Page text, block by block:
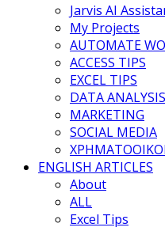
Jarvis AI
My Projects
AUTOMATE
ACCESS TIPS
EXCEL TIPS
DATA ANALYSIS
MARKETING
SOCIAL MEDIA
ENGLISH ARTICLES
About
ALL
Excel Tips